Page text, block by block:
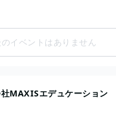
のイベントはありません
MAXISエデュケーション